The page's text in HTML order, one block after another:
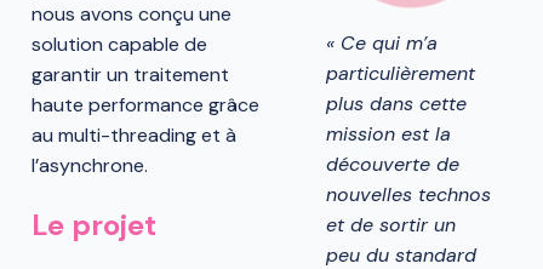
nous avons conçu une
solution capable de
garantir un traitement
haute performance grâce
au multi-threading et à
l’asynchrone.
Le projet
« Ce qui m’a
particulièrement
plus dans cette
mission est la
découverte de
nouvelles technos
et de sortir un
peu du standard